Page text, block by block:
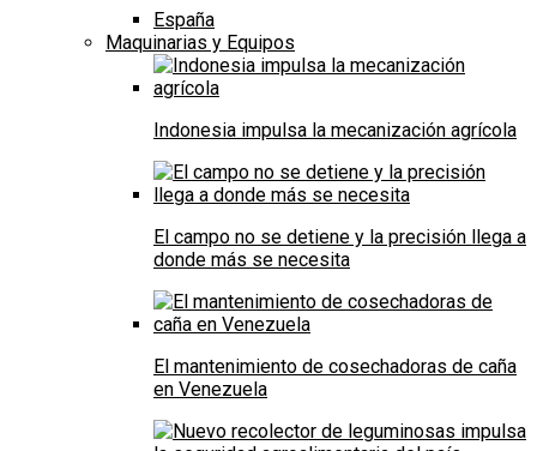
España
Maquinarias y Equipos
Indonesia impulsa la mecanización agrícola
El campo no se detiene y la precisión llega a
donde más se necesita
El mantenimiento de cosechadoras de caña
en Venezuela